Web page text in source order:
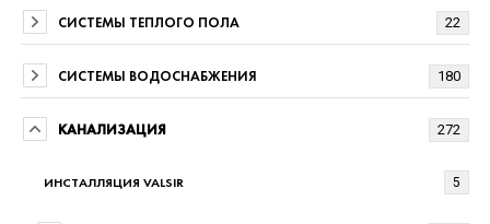
СИСТЕМЫ ТЕПЛОГО ПОЛА 22
СИСТЕМЫ ВОДОСНАБЖЕНИЯ 180
КАНАЛИЗАЦИЯ 272
ИНСТАЛЛЯЦИЯ VALSIR 5